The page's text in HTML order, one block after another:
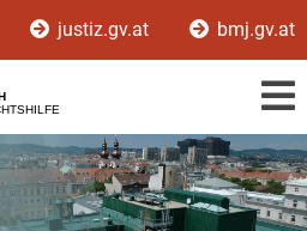
justiz.gv.at bmj.gv.at